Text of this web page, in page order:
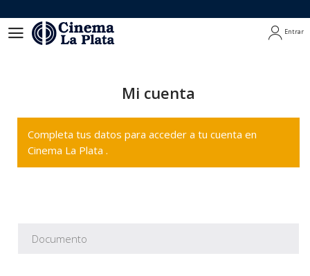
Entrar
Mi cuenta
Completa tus datos para acceder a tu cuenta en
Cinema La Plata .